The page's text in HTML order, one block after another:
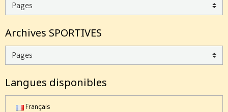
Archives SPORTIVES
Langues disponibles
Français